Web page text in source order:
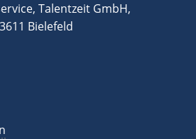
Talentzeit GmbH,
Bielefeld